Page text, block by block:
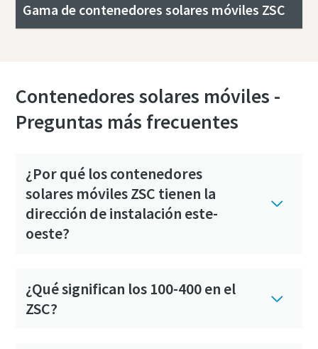
Gama de contenedores solares móviles ZSC
Contenedores solares móviles -
Preguntas más frecuentes
¿Por qué los contenedores
solares móviles ZSC tienen la
dirección de instalación este-
oeste?
¿Qué significan los 100-400 en el
ZSC?